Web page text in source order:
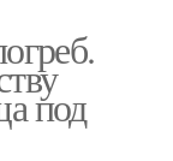
под